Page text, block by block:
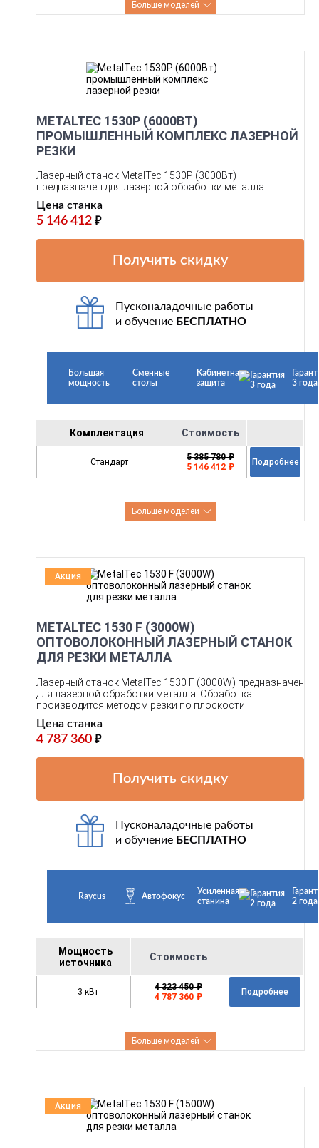
Больше моделей
METALTEC 1530P (6000ВТ)
ПРОМЫШЛЕННЫЙ КОМПЛЕКС ЛАЗЕРНОЙ
РЕЗКИ
Лазерный станок MetalTec 1530P (3000Вт)
предназначен для лазерной обработки металла.
Цена станка
5 146 412 ₽
Получить скидку
Пусконаладочные работы
и обучение БЕСПЛАТНО
Большая
мощность
Сменные
столы
Кабинетная
защита
3 года
Комплектация Стоимость
Стандарт
5 385 780 ₽
5 146 412 ₽
Подробнее
Больше моделей
Акция
METALTEC 1530 F (3000W)
ОПТОВОЛОКОННЫЙ ЛАЗЕРНЫЙ СТАНОК
ДЛЯ РЕЗКИ МЕТАЛЛА
Лазерный станок MetalTec 1530 F (3000W) предназначен
для лазерной обработки металла. Обработка
производится методом резки по плоскости.
Цена станка
4 787 360 ₽
Получить скидку
Пусконаладочные работы
и обучение БЕСПЛАТНО
Raycus Автофокус
Усиленная
станина
2 года
Мощность
источника
Стоимость
3 кВт
4 323 450 ₽
4 787 360 ₽
Подробнее
Больше моделей
Акция